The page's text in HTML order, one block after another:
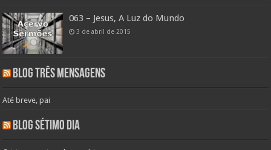
063 – Jesus, A Luz do Mundo
3 de abril de 2015
Blog Três Mensagens
Até breve, pai
Blog Sétimo Dia